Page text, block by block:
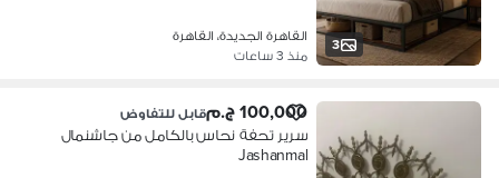
3
القاهرة الجديدة، القاهرة
منذ 3 ساعات
100,000 ج.م قابل للتفاوض
سرير تحفة نحاس بالكامل من جاشنمال
Jashanmal